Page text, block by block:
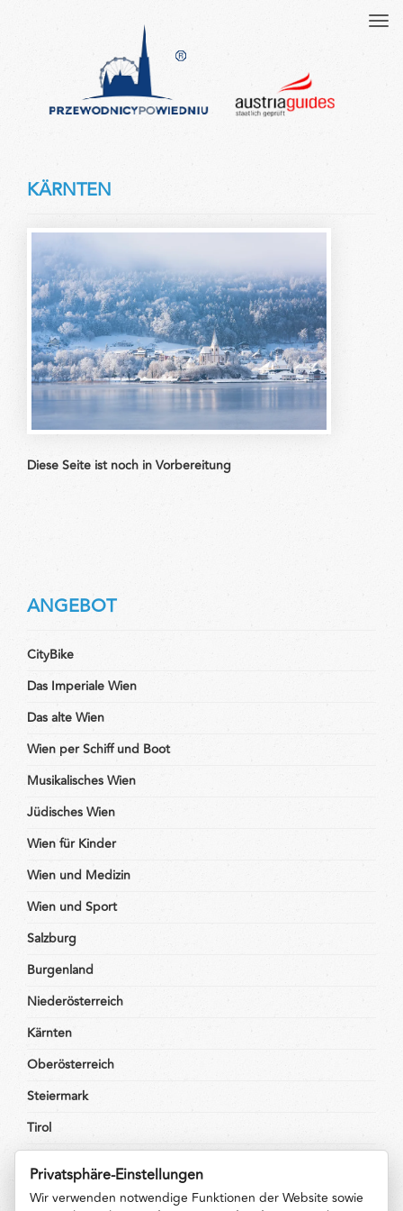
KÄRNTEN
DieseSeite ist noch inVorbereitung
ANGEBOT
CityBike
Das Imperiale Wien
Das alte Wien
Wien per Schiff und Boot
Musikalisches Wien
Jüdisches Wien
Wien für Kinder
Wien und Medizin
Wien und Sport
Salzburg
Burgenland
Niederösterreich
Kärnten
Oberösterreich
Steiermark
Tirol
Privatsphäre-Einstellungen
Wir verwenden notwendige Funktionen der Website sowie